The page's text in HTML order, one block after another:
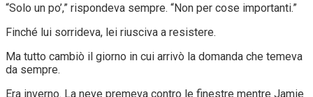
“Solo un po’,” rispondeva sempre. “Non per cose importanti.”
Finché lui sorrideva, lei riusciva a resistere.
Ma tutto cambiò il giorno in cui arrivò la domanda che temeva
da sempre.
Era inverno. La neve premeva contro le finestre mentre Jamie